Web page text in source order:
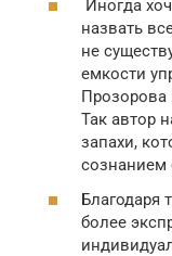
Иногда
назвать
не
емкости
Прозорова
Так автор
запахи,
сознанием
Благодаря
более